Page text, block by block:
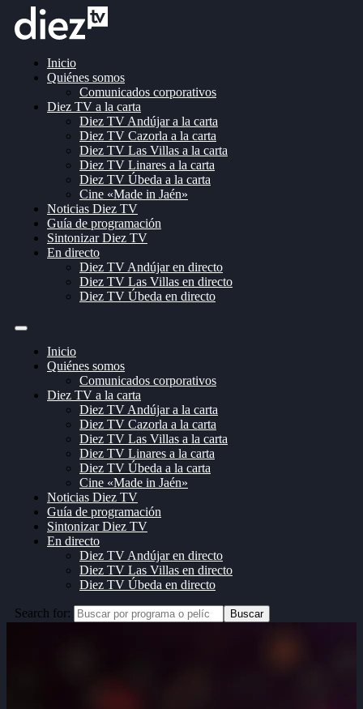
Inicio
Quiénes somos
Comunicados corporativos
Diez TV a la carta
Diez TV Andújar a la carta
Diez TV Cazorla a la carta
Diez TV Las Villas a la carta
Diez TV Linares a la carta
Diez TV Úbeda a la carta
Cine «Made in Jaén»
Noticias Diez TV
Guía de programación
Sintonizar Diez TV
En directo
Diez TV Andújar en directo
Diez TV Las Villas en directo
Diez TV Úbeda en directo
Inicio
Quiénes somos
Comunicados corporativos
Diez TV a la carta
Diez TV Andújar a la carta
Diez TV Cazorla a la carta
Diez TV Las Villas a la carta
Diez TV Linares a la carta
Diez TV Úbeda a la carta
Cine «Made in Jaén»
Noticias Diez TV
Guía de programación
Sintonizar Diez TV
En directo
Diez TV Andújar en directo
Diez TV Las Villas en directo
Diez TV Úbeda en directo
Search for: Buscar